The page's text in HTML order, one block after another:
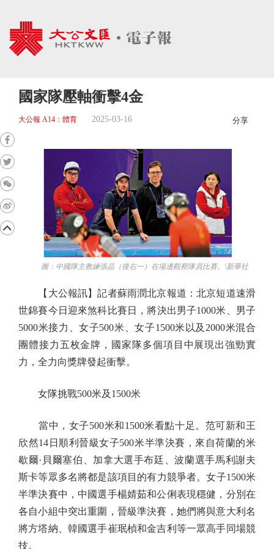
國家隊壓軸衝擊4金
大公報 A14：體育 2025-03-16 分享
圖：中國隊主教練張晶（後右一）在場邊觀察隊員比賽。\新華社
【大公報訊】記者蘇雨潤北京報道：北京短道速滑
世錦賽今日迎來煞科比賽日，將決出男子1000米、男子
5000米接力、女子500米、女子1500米以及2000米混合
團體接力五枚金牌，國家隊多個項目中展現出強勁實
力，全力向獎牌發起衝擊。
女隊挑戰500米及1500米
當中，女子500米和1500米看點十足。范可新和王
欣然14日順利晉級女子500米半準決賽，來自荷蘭的米
歇爾·貝爾塞伯、加拿大選手布廷、波蘭選手馬利謝夫
斯卡等眾多名將都是該項目的有力競爭者。女子1500米
半準決賽中，中國選手楊婧茹和公俐表現穩健，分別在
各自小組中突出重圍，晉級準決賽，她們將與意大利名
將方塔納、韓國選手崔珉楨和金吉利等一眾高手同場競
技。